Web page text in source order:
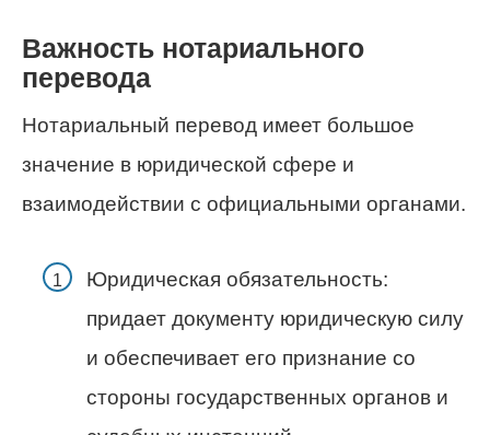
Важность нотариального
перевода
Нотариальный перевод имеет большое
значение в юридической сфере и
взаимодействии с официальными органами.
Юридическая обязательность:
придает документу юридическую силу
и обеспечивает его признание со
стороны государственных органов и